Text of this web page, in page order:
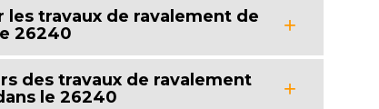
travaux de ravalement de
26240
des travaux de ravalement
le 26240